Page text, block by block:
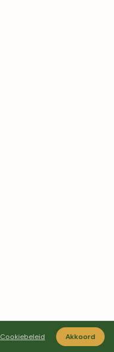
Cookiebeleid Akkoord